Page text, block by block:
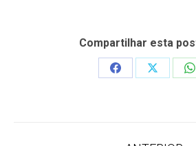
Compartilhar esta
Share
Share